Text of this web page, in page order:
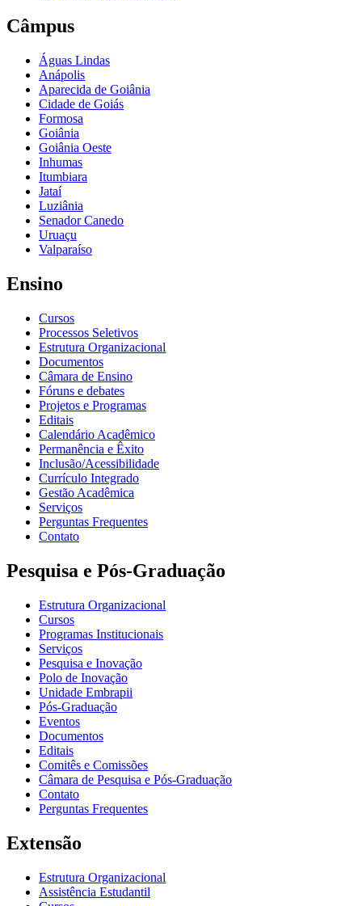
Câmpus
Águas Lindas
Anápolis
Aparecida de Goiânia
Cidade de Goiás
Formosa
Goiânia
Goiânia Oeste
Inhumas
Itumbiara
Jataí
Luziânia
Senador Canedo
Uruaçu
Valparaíso
Ensino
Cursos
Processos Seletivos
Estrutura Organizacional
Documentos
Câmara de Ensino
Fóruns e debates
Projetos e Programas
Editais
Calendário Acadêmico
Permanência e Êxito
Inclusão/Acessibilidade
Currículo Integrado
Gestão Acadêmica
Serviços
Perguntas Frequentes
Contato
Pesquisa e Pós-Graduação
Estrutura Organizacional
Cursos
Programas Institucionais
Serviços
Pesquisa e Inovação
Polo de Inovação
Unidade Embrapii
Pós-Graduação
Eventos
Documentos
Editais
Comitês e Comissões
Câmara de Pesquisa e Pós-Graduação
Contato
Perguntas Frequentes
Extensão
Estrutura Organizacional
Assistência Estudantil